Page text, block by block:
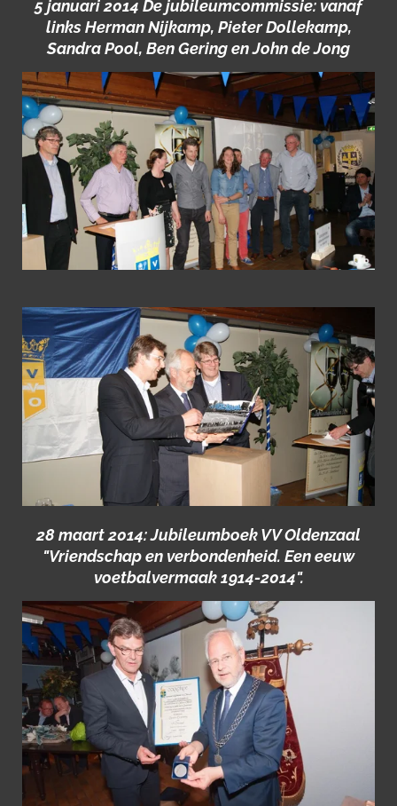
5 januari 2014 De jubileumcommissie: vanaf
links Herman Nijkamp, Pieter Dollekamp,
Sandra Pool, Ben Gering en John de Jong
28 maart 2014: Jubileumboek VV Oldenzaal
"Vriendschap en verbondenheid. Een eeuw
voetbalvermaak 1914-2014".